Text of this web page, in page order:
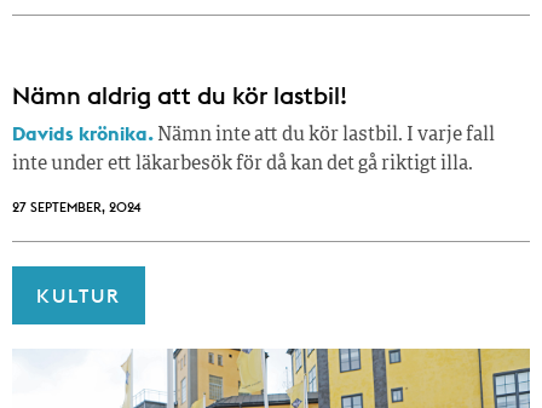
Nämn aldrig att du kör lastbil!
Davids krönika. Nämn inte att du kör lastbil. I varje fall
inte under ett läkarbesök för då kan det gå riktigt illa.
27 SEPTEMBER, 2024
KULTUR